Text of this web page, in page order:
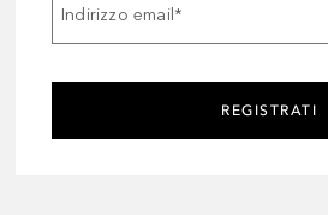
Indirizzo email*
REGISTRATI